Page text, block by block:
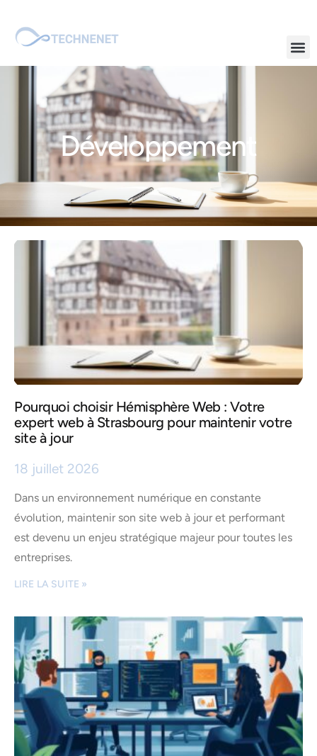
Développement
Pourquoi choisir Hémisphère Web : Votre
expert web à Strasbourg pour maintenir votre
site à jour
18 juillet 2026
Dans un environnement numérique en constante
évolution, maintenir son site web à jour et performant
est devenu un enjeu stratégique majeur pour toutes les
entreprises.
LIRE LA SUITE »